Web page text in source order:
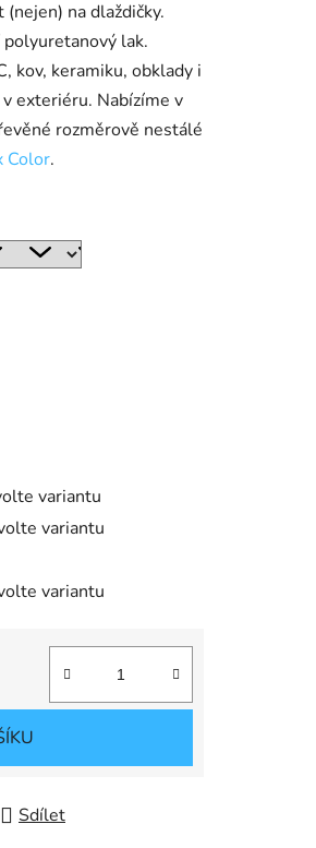
na dlaždičky.
polyuretanový lak.
kov, keramiku, obklady i
exteriéru. Nabízíme v
rozměrově nestálé
Color.
variantu
variantu
variantu
Sdílet